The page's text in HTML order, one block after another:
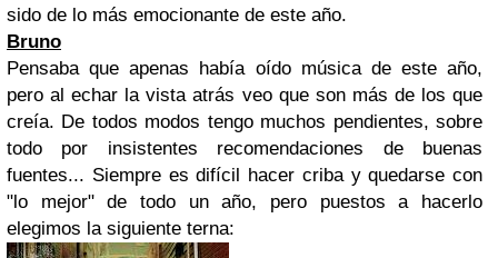
sido de lo más emocionante de este año.
Bruno
Pensaba que apenas había oído música de este año,
pero al echar la vista atrás veo que son más de los que
creía. De todos modos tengo muchos pendientes, sobre
todo por insistentes recomendaciones de buenas
fuentes... Siempre es difícil hacer criba y quedarse con
"lo mejor" de todo un año, pero puestos a hacerlo
elegimos la siguiente terna: